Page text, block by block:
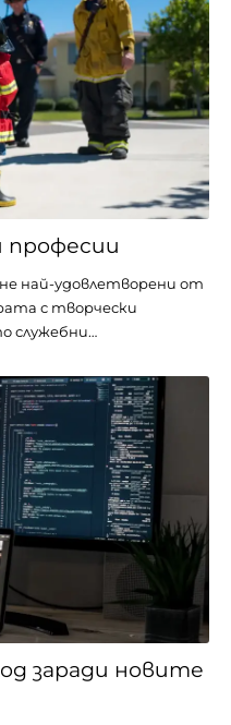
най-удовлетворени от
с творчески
служебни…
заради новите